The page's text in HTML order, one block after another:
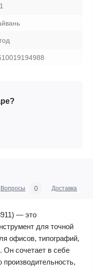
Вопросы 0 Доставка
— это
для точной
офисов, типографий,
Он сочетает в себе
производительность,